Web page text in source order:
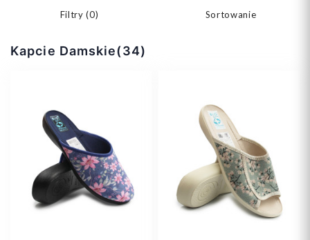
Filtry (0) Sortowanie
Kapcie Damskie(34)